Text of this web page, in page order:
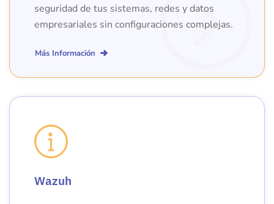
seguridad de tus sistemas, redes y datos
empresariales sin configuraciones complejas.
Más Información
Wazuh